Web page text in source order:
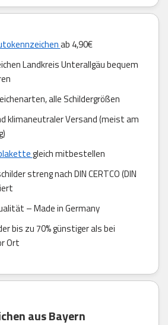
ab 4,90€
Landkreis Unterallgäu bequem
alle Schildergrößen
klimaneutraler Versand (meist am
gleich mitbestellen
streng nach DIN CERTCO (DIN
– Made in Germany
bis zu 70% günstiger als bei
Ort
aus Bayern